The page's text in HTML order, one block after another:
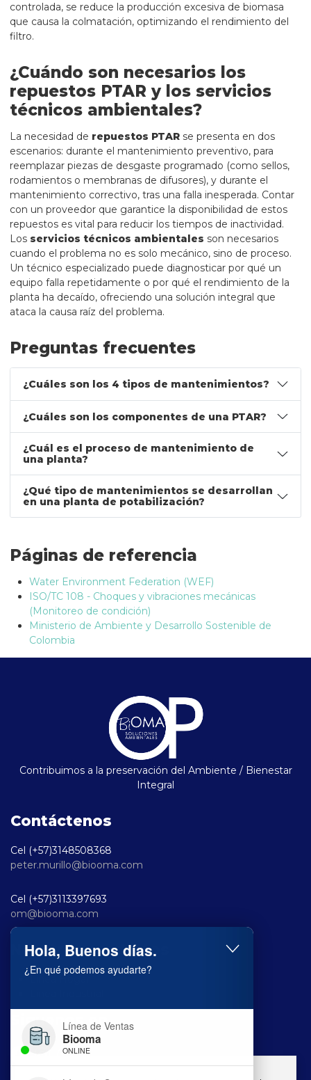
controlada, se reduce la producción excesiva de biomasa
que causa la colmatación, optimizando el rendimiento del
filtro.
¿Cuándo son necesarios los
repuestos PTAR y los servicios
técnicos ambientales?
La necesidad de repuestos PTAR se presenta en dos
escenarios: durante el mantenimiento preventivo, para
reemplazar piezas de desgaste programado (como sellos,
rodamientos o membranas de difusores), y durante el
mantenimiento correctivo, tras una falla inesperada. Contar
con un proveedor que garantice la disponibilidad de estos
repuestos es vital para reducir los tiempos de inactividad.
Los servicios técnicos ambientales son necesarios
cuando el problema no es solo mecánico, sino de proceso.
Un técnico especializado puede diagnosticar por qué un
equipo falla repetidamente o por qué el rendimiento de la
planta ha decaído, ofreciendo una solución integral que
ataca la causa raíz del problema.
Preguntas frecuentes
¿Cuáles son los 4 tipos de mantenimientos?
¿Cuáles son los componentes de una PTAR?
¿Cuál es el proceso de mantenimiento de
una planta?
¿Qué tipo de mantenimientos se desarrollan
en una planta de potabilización?
Páginas de referencia
Water Environment Federation (WEF)
ISO/TC 108 - Choques y vibraciones mecánicas
(Monitoreo de condición)
Ministerio de Ambiente y Desarrollo Sostenible de
Colombia
Contribuimos a la preservación del Ambiente / Bienestar
Integral
Contáctenos
Cel (+57)3148508368
peter.murillo@biooma.com
Cel (+57)3113397693
om@biooma.com
Nuestros productos
Linea Hogar
Siguenos en
fab
fabfab
Hola, Buenos días.
¿En qué podemos ayudarte?
Línea de Ventas
Biooma
ONLINE